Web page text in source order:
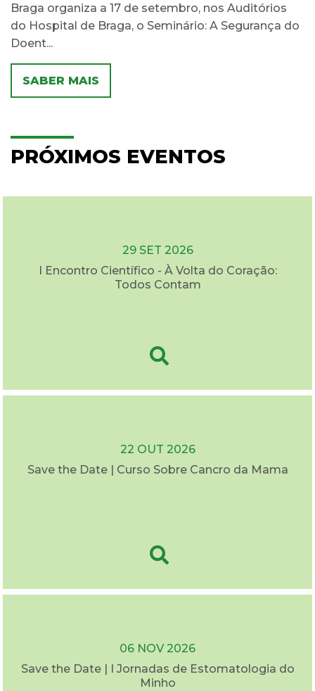
Braga organiza a 17 de setembro, nos Auditórios
do Hospital de Braga, o Seminário: A Segurança do
Doent...
SABER MAIS
PRÓXIMOS EVENTOS
29 SET 2026
I Encontro Científico - À Volta do Coração:
Todos Contam
22 OUT 2026
Save the Date | Curso Sobre Cancro da Mama
06 NOV 2026
Save the Date | I Jornadas de Estomatologia do
Minho